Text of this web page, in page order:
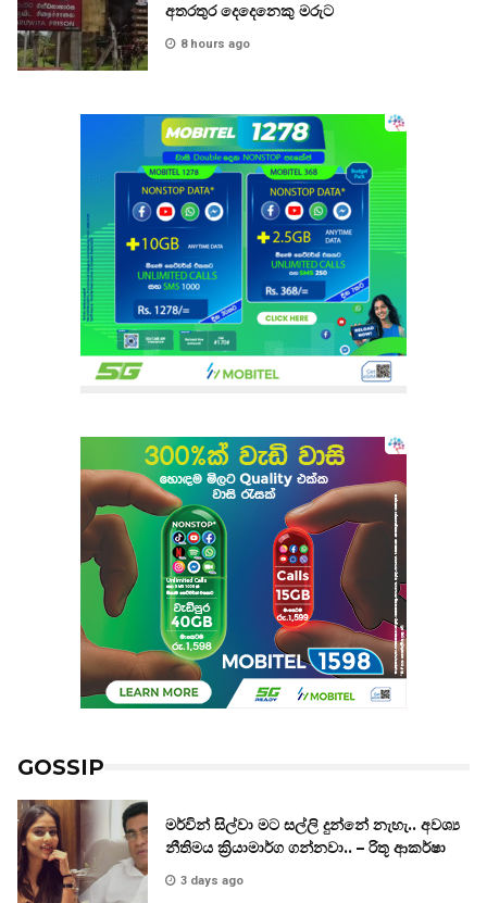
අතරතුර දෙදෙනෙකු මරුට
8 hours ago
GOSSIP
මර්වින් සිල්වා මට සල්ලි දුන්නේ නැහැ.. අවශ්‍ය
නීතිමය ක්‍රියාමාර්ග ගන්නවා.. – රිතූ ආකර්ෂා
3 days ago